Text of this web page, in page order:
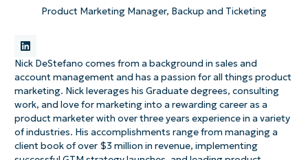
Product Marketing Manager, Backup and Ticketing
Nick DeStefano comes from a background in sales and
account management and has a passion for all things product
marketing. Nick leverages his Graduate degrees, consulting
work, and love for marketing into a rewarding career as a
product marketer with over three years experience in a variety
of industries. His accomplishments range from managing a
client book of over $3 million in revenue, implementing